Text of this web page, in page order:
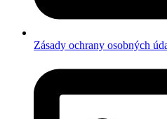
Zásady ochrany osobných